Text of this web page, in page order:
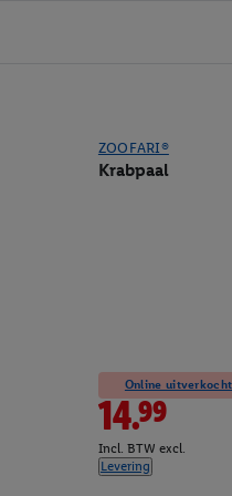
ZOOFARI®
Krabpaal
Online
14.99
Incl. BTW excl.
Levering